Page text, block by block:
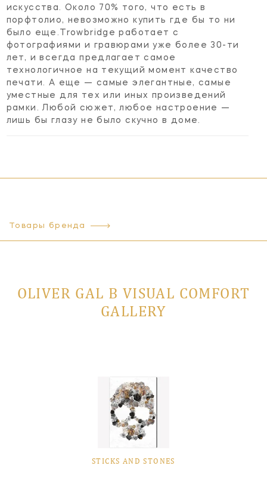
искусства. Около 70% того, что есть в
порфтолио, невозможно купить где бы то ни
было еще.Trowbridge работает с
фотографиями и гравюрами уже более 30-ти
лет, и всегда предлагает самое
технологичное на текущий момент качество
печати. А еще — самые элегантные, самые
уместные для тех или иных произведений
рамки. Любой сюжет, любое настроение —
лишь бы глазу не было скучно в доме.
Товары бренда
OLIVER GAL В VISUAL COMFORT
GALLERY
STICKS AND STONES